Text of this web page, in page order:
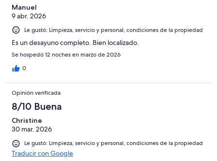
Manuel
9 abr. 2026
Le gustó: Limpieza, servicio y personal, condiciones de la propiedad
Es un desayuno completo. Bien localizado.
Se hospedó 12 noches en marzo de 2026
0
Opinión verificada
8/10 Buena
Christine
30 mar. 2026
Le gustó: Limpieza, servicio y personal, condiciones de la propiedad
Traducir con Google